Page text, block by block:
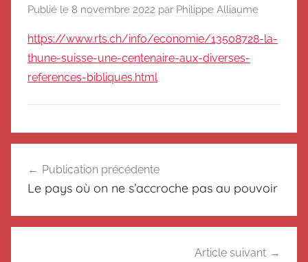
de
Suisse
Magazine
Suisse
Magazine
Publié le 8 novembre 2022 par Philippe Alliaume
https://www.rts.ch/info/economie/13508728-la-
thune-suisse-une-centenaire-aux-diverses-
references-bibliques.html
N
c
l
de
Publication précédente
Le pays où on ne s’accroche pas au pouvoir
Article suivant